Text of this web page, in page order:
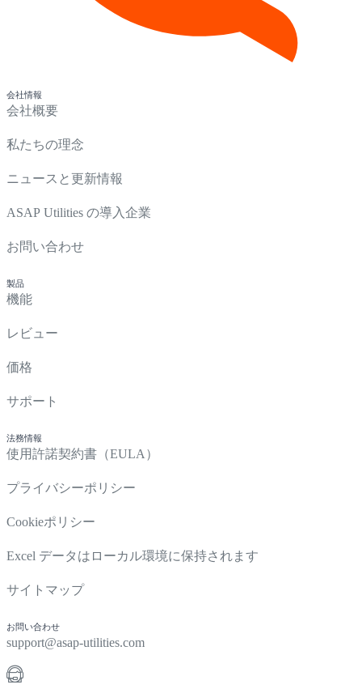
会社情報
会社概要
私たちの理念
ニュースと更新情報
ASAP Utilities の導入企業
お問い合わせ
製品
機能
レビュー
価格
サポート
法務情報
使用許諾契約書（EULA）
プライバシーポリシー
Cookieポリシー
Excel データはローカル環境に保持されます
サイトマップ
お問い合わせ
support@asap-utilities.com